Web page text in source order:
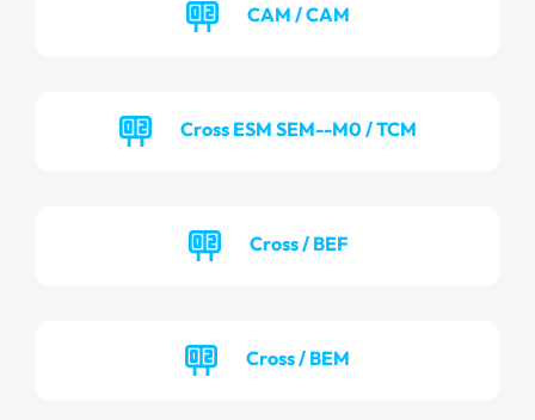
CAM / CAM
Cross ESM SEM--M0 / TCM
Cross / BEF
Cross / BEM